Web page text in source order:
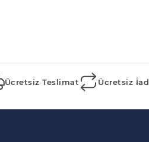
Ücretsiz Teslimat Ücretsiz